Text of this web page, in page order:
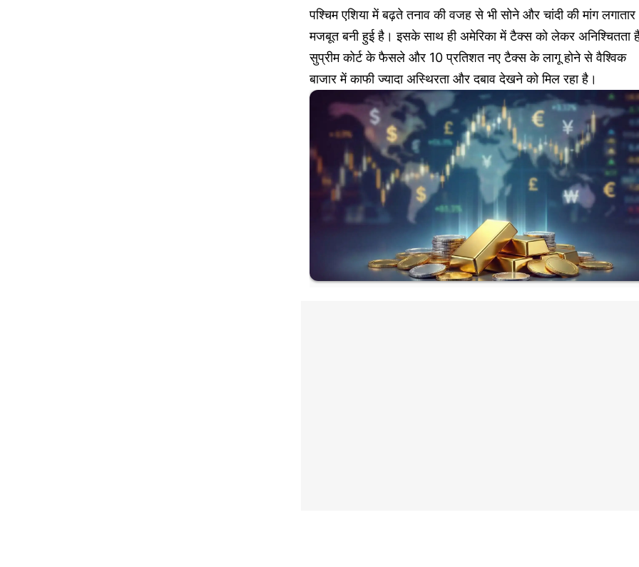
पश्चिम एशिया में बढ़ते तनाव की वजह से भी सोने और चांदी की मांग लगातार
मजबूत बनी हुई है। इसके साथ ही अमेरिका में टैक्स को लेकर अनिश्चितता
सुप्रीम कोर्ट के फैसले और 10 प्रतिशत नए टैक्स के लागू होने से वैश्विक
बाजार में काफी ज्यादा अस्थिरता और दबाव देखने को मिल रहा है।